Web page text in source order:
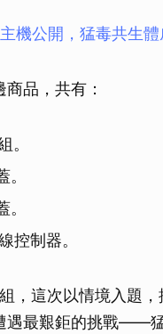
機公開，猛毒共生
品，共有：
。
控制器。
，這次以情境入題，
遇最艱鉅的挑戰——猛